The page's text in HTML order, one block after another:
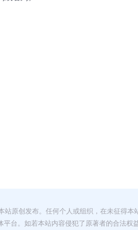
原创发布。任何个人或组织，在未征得本
台。如若本站内容侵犯了原著者的合法权